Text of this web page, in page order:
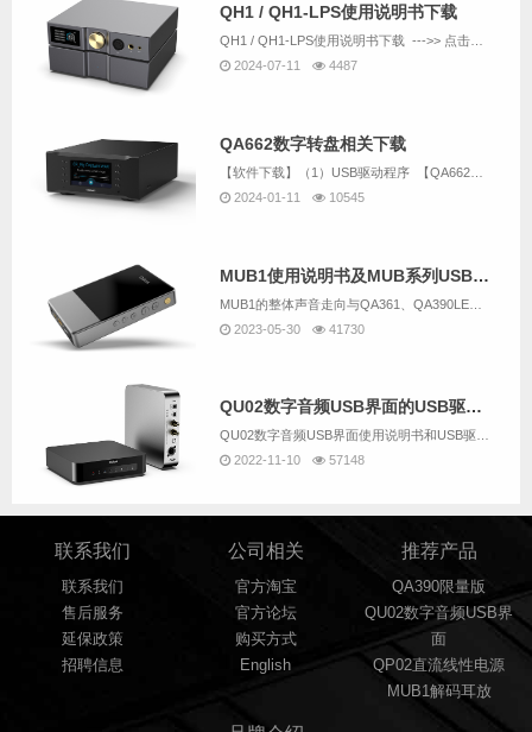
QH1 / QH1-LPS使用说明书下载
2024-07-11
4487
QA662数字转盘相关下载
2024-01-11
10545
MUB1使用说明书及MUB系列USB驱动下载
2023-05-30
41730
QU02数字音频USB界面的USB驱动下载(压缩包里包括QU02使用说明书）
2022-11-10
57148
联系我们
联系我们
售后服务
延保政策
招聘信息
公司相关
官方淘宝
官方论坛
购买方式
English
推荐产品
QA390限量版
QU02数字音频USB界
面
QP02直流线性电源
MUB1解码耳放